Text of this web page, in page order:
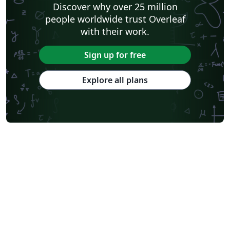
Discover why over 25 million
people worldwide trust Overleaf
with their work.
Sign up for free
Explore all plans